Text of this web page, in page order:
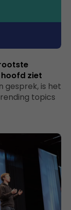
ziet
gesprek, is het
topics